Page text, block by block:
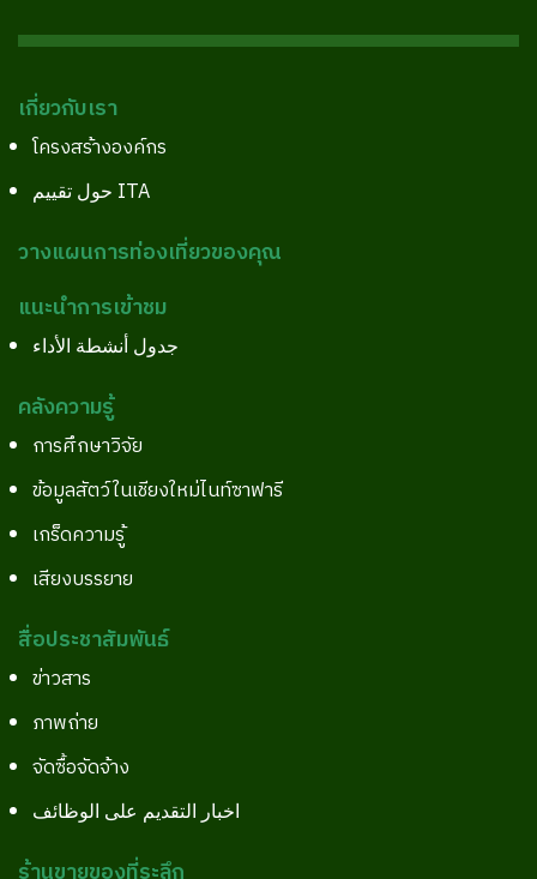
เกี่ยวกับเรา
โครงสร้างองค์กร
حول تقييم ITA
วางแผนการท่องเที่ยวของคุณ
แนะนำการเข้าชม
جدول أنشطة الأداء
คลังความรู้
การศึกษาวิจัย
ข้อมูลสัตว์ในเชียงใหม่ไนท์ซาฟารี
เกร็ดความรู้
เสียงบรรยาย
สื่อประชาสัมพันธ์
ข่าวสาร
ภาพถ่าย
จัดซื้อจัดจ้าง
اخبار التقديم على الوظائف